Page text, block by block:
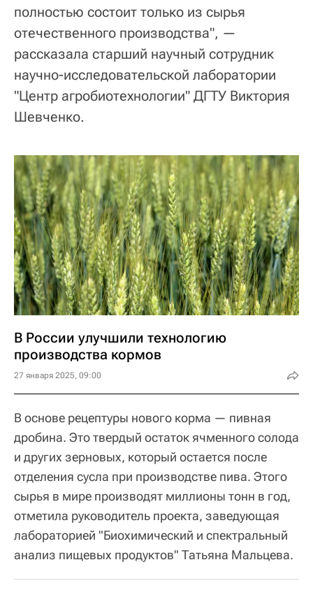
полностью состоит только из сырья
отечественного производства", —
рассказала старший научный сотрудник
научно-исследовательской лаборатории
"Центр агробиотехнологии" ДГТУ Виктория
Шевченко.
В России улучшили технологию
производства кормов
27 января 2025, 09:00
В основе рецептуры нового корма — пивная
дробина. Это твердый остаток ячменного солода
и других зерновых, который остается после
отделения сусла при производстве пива. Этого
сырья в мире производят миллионы тонн в год,
отметила руководитель проекта, заведующая
лабораторией "Биохимический и спектральный
анализ пищевых продуктов" Татьяна Мальцева.